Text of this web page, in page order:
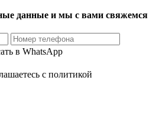
данные и мы с вами свяжемся
в WhatsApp
с политикой